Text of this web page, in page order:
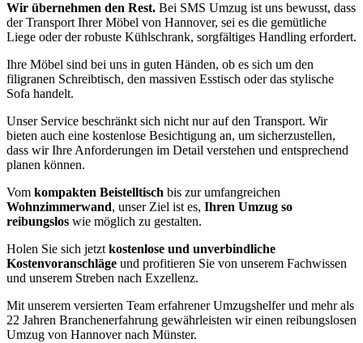
Wir übernehmen den Rest. Bei SMS Umzug ist uns bewusst, dass
der Transport Ihrer Möbel von Hannover, sei es die gemütliche
Liege oder der robuste Kühlschrank, sorgfältiges Handling erfordert.
Ihre Möbel sind bei uns in guten Händen, ob es sich um den
filigranen Schreibtisch, den massiven Esstisch oder das stylische
Sofa handelt.
Unser Service beschränkt sich nicht nur auf den Transport. Wir
bieten auch eine kostenlose Besichtigung an, um sicherzustellen,
dass wir Ihre Anforderungen im Detail verstehen und entsprechend
planen können.
Vom kompakten Beistelltisch bis zur umfangreichen
Wohnzimmerwand, unser Ziel ist es, Ihren Umzug so
reibungslos wie möglich zu gestalten.
Holen Sie sich jetzt kostenlose und unverbindliche
Kostenvoranschläge und profitieren Sie von unserem Fachwissen
und unserem Streben nach Exzellenz.
Mit unserem versierten Team erfahrener Umzugshelfer und mehr als
22 Jahren Branchenerfahrung gewährleisten wir einen reibungslosen
Umzug von Hannover nach Münster.